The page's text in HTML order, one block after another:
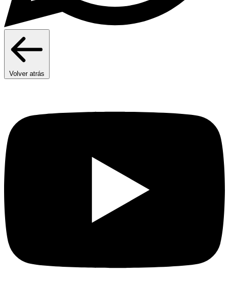
Volver atrás